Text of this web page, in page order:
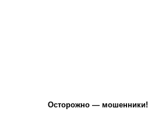
Осторожно — мошенники!